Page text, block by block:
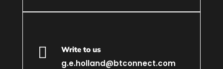
 Write to us
g.e.holland@btconnect.com